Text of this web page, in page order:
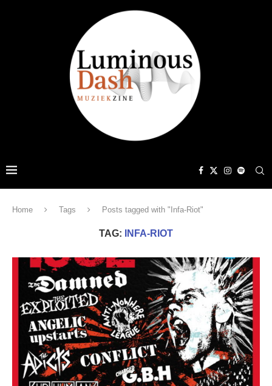
Home Tags Posts tagged with "Infa-Riot"
TAG: INFA-RIOT